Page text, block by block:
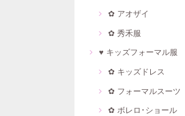
✿ アオザイ
✿ 秀禾服
♥ キッズフォーマル服
✿ キッズドレス
✿ フォーマルスーツ
✿ ボレロ･ショール